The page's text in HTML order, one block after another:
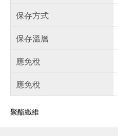
保存方式
保存溫層
應免稅
應免稅
聚酯纖維